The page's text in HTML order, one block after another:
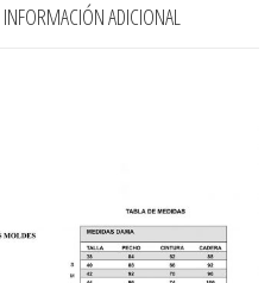
INFORMACIÓN ADICIONAL